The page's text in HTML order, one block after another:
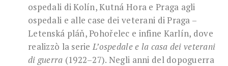
ospedali di Kolín, Kutná Hora e Praga agli
ospedali e alle case dei veterani di Praga –
Letenská pláň, Pohořelec e infine Karlín, dove
realizzò la serieL’ospedale e la casa dei veterani
di guerra (1922–27). Negli anni del dopoguerra